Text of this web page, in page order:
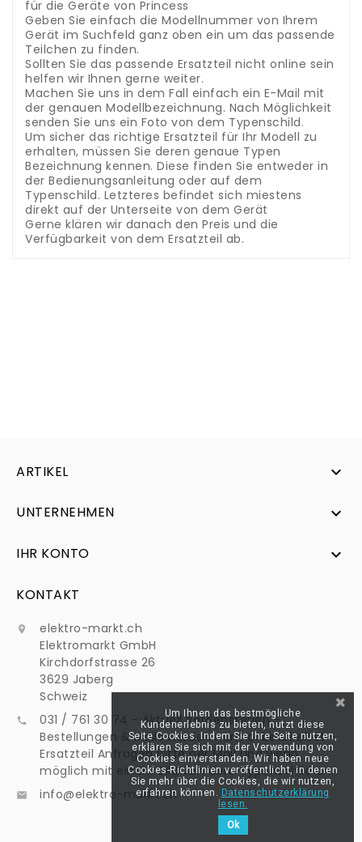
für die Geräte von Princess
Geben Sie einfach die Modellnummer von Ihrem
Gerät im Suchfeld ganz oben ein um das passende
Teilchen zu finden.
Sollten Sie das passende Ersatzteil nicht online sein
helfen wir Ihnen gerne weiter.
Machen Sie uns in dem Fall einfach ein E-Mail mit
der genauen Modellbezeichnung. Nach Möglichkeit
senden Sie uns ein Foto von dem Typenschild.
Um sicher das richtige Ersatzteil für Ihr Modell zu
erhalten, müssen Sie deren genaue Typen
Bezeichnung kennen. Diese finden Sie entweder in
der Bedienungsanleitung oder auf dem
Typenschild. Letzteres befindet sich miestens
direkt auf der Unterseite von dem Gerät
Gerne klären wir danach den Preis und die
Verfügbarkeit von dem Ersatzteil ab.
ARTIKEL 
UNTERNEHMEN 
IHR KONTO 
KONTAKT

elektro-markt.ch
Elektromarkt GmbH
Kirchdorfstrasse 26
3629 Jaberg
Schweiz

031 / 761 30 74 - Aktuell Betriebsferien -
Bestellungen & Mails werden normal bearbeitet -
Ersatzteil Anfragen bitte per Mail und wenn
möglich mit einem Bild von dem Typenschild an:
 info@elektro-markt.ch
Um Ihnen das bestmögliche
Kundenerlebnis zu bieten, nutzt diese
Seite Cookies. Indem Sie Ihre Seite nutzen,
erklären Sie sich mit der Verwendung von
Cookies einverstanden. Wir haben neue
Cookies-Richtlinien veröffentlicht, in denen
Sie mehr über die Cookies, die wir nutzen,
erfahren können. Datenschutzerklärung
lesen.
Ok